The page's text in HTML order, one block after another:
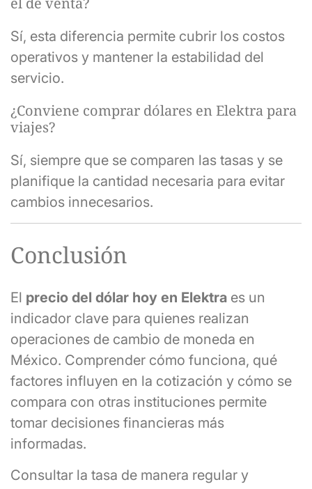
Sí, esta diferencia permite cubrir los costos
operativos y mantener la estabilidad del
servicio.
¿Conviene comprar dólares en Elektra para
viajes?
Sí, siempre que se comparen las tasas y se
planifique la cantidad necesaria para evitar
cambios innecesarios.
Conclusión
El precio del dólar hoy en Elektra es un
indicador clave para quienes realizan
operaciones de cambio de moneda en
México. Comprender cómo funciona, qué
factores influyen en la cotización y cómo se
compara con otras instituciones permite
tomar decisiones financieras más
informadas.
Consultar la tasa de manera regular y